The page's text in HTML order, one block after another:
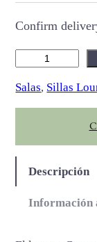
Confirm
r
s
n
a
i
Salas, Sillas
Descripción
Información